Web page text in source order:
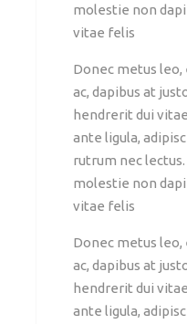
molestie non
vitae felis
Donec metus
ac, dapibus at
hendrerit dui
ante ligula,
rutrum nec
molestie non
vitae felis
Donec metus
ac, dapibus at
hendrerit dui
ante ligula,